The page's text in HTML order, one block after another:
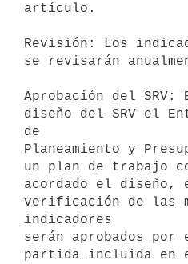
artículo.
Revisión: Los
se revisarán
Aprobación del SRV:
diseño del SRV el
de
Planeamiento y
un plan de trabajo
acordado el diseño,
verificación de las
indicadores
serán aprobados
partida incluida en